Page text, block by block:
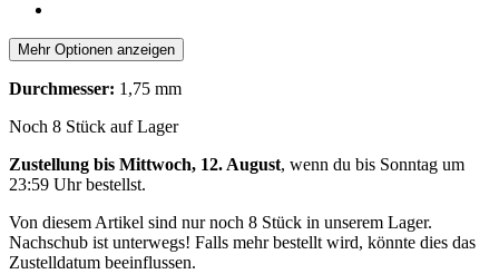
Mehr Optionen anzeigen
Durchmesser: 1,75 mm
Noch 8 Stück auf Lager
Zustellung bis Mittwoch, 12. August, wenn du bis Sonntag um
23:59 Uhrbestellst.
Von diesem Artikel sind nur noch 8 Stück in unserem Lager.
Nachschub ist unterwegs! Falls mehr bestellt wird, könnte dies das
Zustelldatum beeinflussen.